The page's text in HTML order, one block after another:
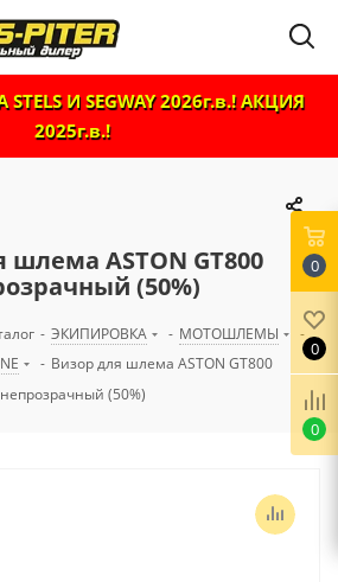
И SEGWAY 2026г.в.! АКЦИЯ
2025г.в.!
шлема ASTON GT800
(50%)
- ЭКИПИРОВКА - МОТОШЛЕМЫ
-
- Визор для шлема ASTON GT800
непрозрачный (50%)
0
0
0